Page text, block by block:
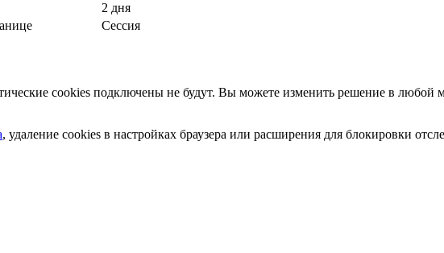
2 дня
Сессия
cookies подключены не будут. Вы можете изменить решение в любой
, удаление cookies в настройках браузера или расширения для блокировки